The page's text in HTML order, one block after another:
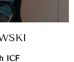
ICF